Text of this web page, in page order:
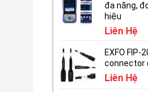
đa năng,
hiệu
Liên Hệ
EXFO FIP-
connector
Liên Hệ